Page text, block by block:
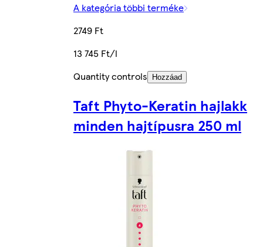
A kategória többi terméke
2749 Ft
13 745 Ft/l
Quantity controls
Hozzáad
Taft Phyto-Keratin hajlakk
minden hajtípusra 250 ml